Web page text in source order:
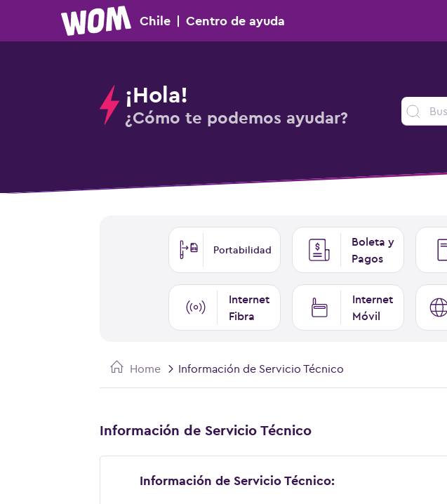
Chile | Centro de ayuda
¡Hola!
¿Cómo te podemos ayudar?
Portabilidad
Boleta y
Pagos
Internet
Fibra
Internet
Móvil
Home Información de Servicio Técnico
Información de Servicio Técnico
Información de Servicio Técnico: